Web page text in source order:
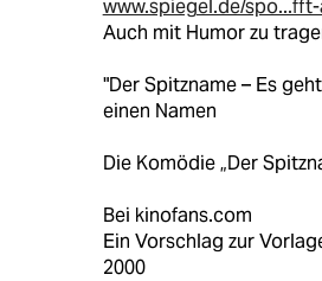
www.spiegel.de/
Auch mit Humor zu
"Der Spitzname – Es
einen Namen
Die Komödie „Der
Bei kinofans.com
Ein Vorschlag zur
2000